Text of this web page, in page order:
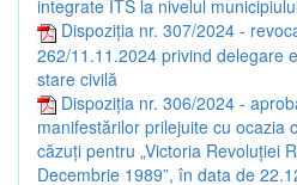
integrate ITS la nivelul
Dispoziția nr. 307/2024 -
262/11.11.2024 privind delegare
stare civilă
Dispoziția nr. 306/2024 -
manifestărilor prilejuite cu ocazia
căzuți pentru „Victoria Revoluției
Decembrie 1989”, în data de